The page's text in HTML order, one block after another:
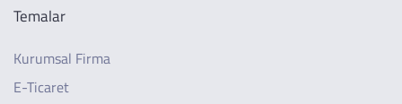
Temalar
Kurumsal Firma
E-Ticaret